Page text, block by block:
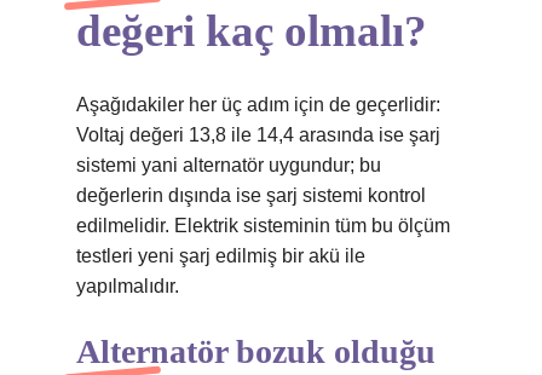
değeri kaç olmalı?
Aşağıdakiler her üç adım için de geçerlidir:
Voltaj değeri 13,8 ile 14,4 arasında ise şarj
sistemi yani alternatör uygundur; bu
değerlerin dışında ise şarj sistemi kontrol
edilmelidir. Elektrik sisteminin tüm bu ölçüm
testleri yeni şarj edilmiş bir akü ile
yapılmalıdır.
Alternatör bozuk olduğu